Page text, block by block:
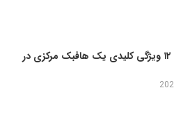
قلب تیم: ۱۲ ویژگی کلیدی یک هافبک مرکزی در